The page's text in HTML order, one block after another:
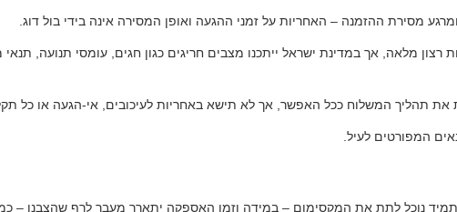
מסירת ההזמנה – האחריות על זמני ההגעה ואופן המסירה אינה בידי בול דוג.
מלאה, אך במדינת ישראל ייתכנו מצבים חריגים כגון חגים, עומסי תנועה, תנאי
את תהליך המשלוח ככל האפשר, אך לא תישא באחריות לעיכובים, אי-הגעה או כל
המפורטים לעיל.
נוכל לתת את המקסימום – במידה וזמן האספקה יתארך מעבר לרף שהצבנו –